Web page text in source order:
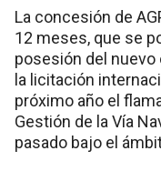
La concesión de
12 meses, que se
posesión del nuevo
la licitación
próximo año el
Gestión de la Vía
pasado bajo el